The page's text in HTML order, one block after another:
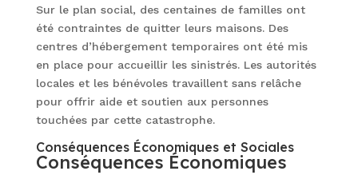
Sur le plan social, des centaines de familles ont
été contraintes de quitter leurs maisons. Des
centres d’hébergement temporaires ont été mis
en place pour accueillir les sinistrés. Les autorités
locales et les bénévoles travaillent sans relâche
pour offrir aide et soutien aux personnes
touchées par cette catastrophe.
Conséquences Économiques et Sociales
Conséquences Économiques